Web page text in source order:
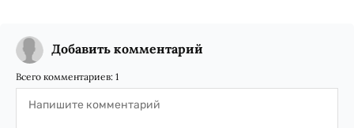
Добавить комментарий
Всего комментариев: 1